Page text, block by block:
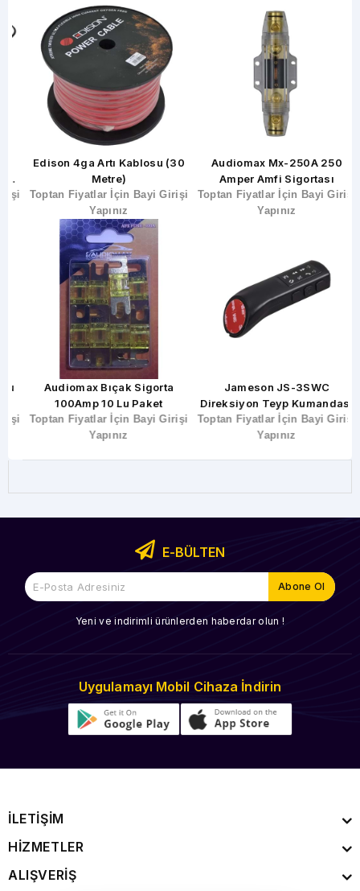
Edison 4ga Artı Kablosu (30
Metre)
Toptan Fiyatlar İçin Bayi Girişi
Yapınız
Audiomax Bıçak Sigorta
100Amp 10 Lu Paket
Toptan Fiyatlar İçin Bayi Girişi
Yapınız
Audiomax Mx-250A 250
Amper Amfi Sigortası
Toptan Fiyatlar İçin Bayi Girişi
Yapınız
Jameson JS-3SWC
Direksiyon Teyp Kumandası
Toptan Fiyatlar İçin Bayi Girişi
Yapınız
E-BÜLTEN
Yeni ve indirimli ürünlerden haberdar olun !
Uygulamayı Mobil Cihaza İndirin
İLETİŞİM
HİZMETLER
ALIŞVERİŞ